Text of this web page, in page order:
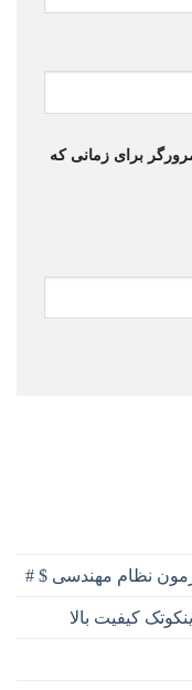
برای زمانی که
نظام مهندسی $ #
کیفیت بالا